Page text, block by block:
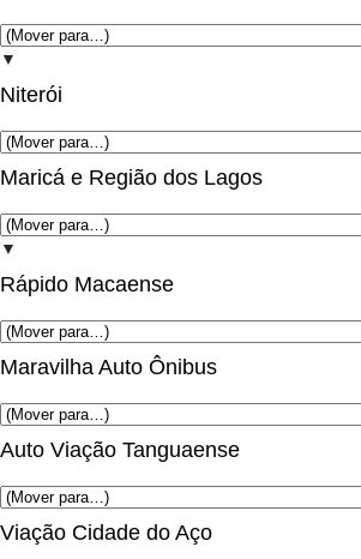
▼
Niterói
Maricá e Região dos Lagos
▼
Rápido Macaense
Maravilha Auto Ônibus
Auto Viação Tanguaense
Viação Cidade do Aço